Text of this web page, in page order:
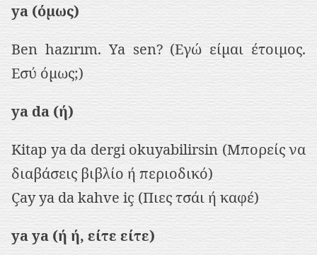
ya (όμως)
Ben hazırım. Ya sen? (Εγώ είμαι έτοιμος.
Εσύ όμως;)
ya da (ή)
Kitap ya da dergi okuyabilirsin (Mπορείς να
διαβάσεις βιβλίο ή περιοδικό)
Çay ya da kahve iç (Πιες τσάι ή καφέ)
ya ya (ή ή, είτε είτε)